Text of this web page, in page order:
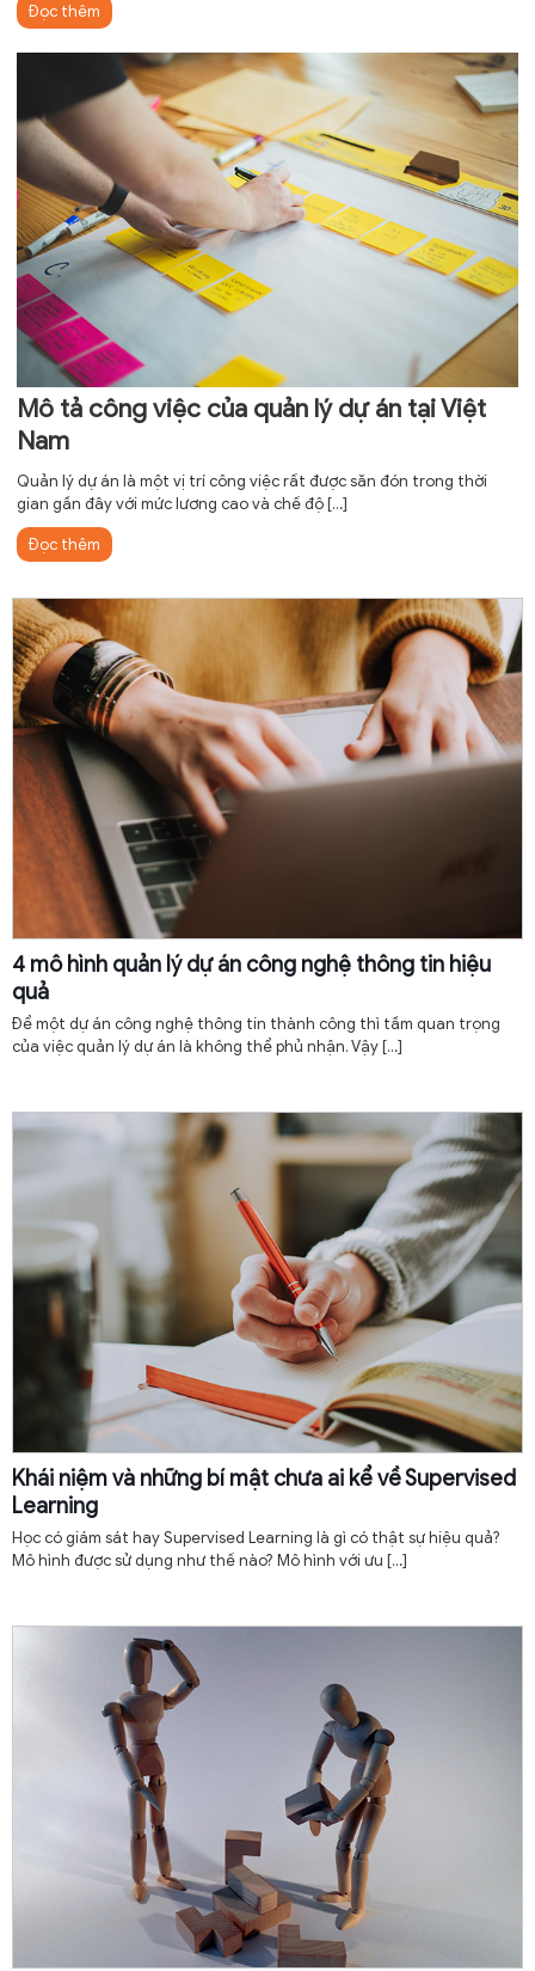
Đọc thêm
Mô tả công việc của quản lý dự án tại Việt
Nam
Quản lý dự án là một vị trí công việc rất được săn đón trong thời
gian gần đây với mức lương cao và chế độ[…]
Đọc thêm
4 mô hình quản lý dự án công nghệ thông tin hiệu
quả
Để một dự án công nghệ thông tin thành công thì tầm quan trọng
của việc quản lý dự án là không thể phủ nhận. Vậy[…]
Khái niệm và những bí mật chưa ai kể về Supervised
Learning
Học có giám sát hay Supervised Learning là gì có thật sự hiệu quả?
Mô hình được sử dụng như thế nào? Mô hình với ưu […]